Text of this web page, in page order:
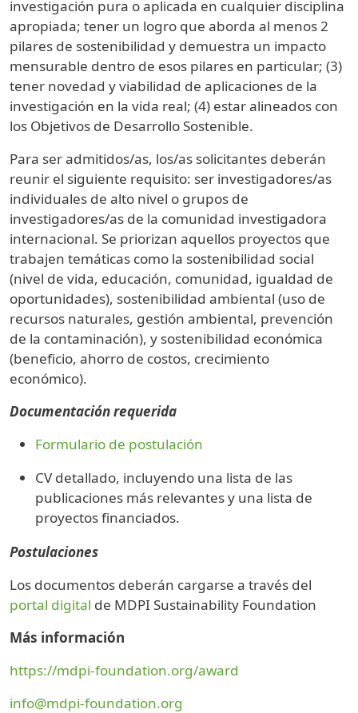
investigación pura o aplicada en cualquier disciplina
apropiada; tener un logro que aborda al menos 2
pilares de sostenibilidad y demuestra un impacto
mensurable dentro de esos pilares en particular; (3)
tener novedad y viabilidad de aplicaciones de la
investigación en la vida real; (4) estar alineados con
los Objetivos de Desarrollo Sostenible.
Para ser admitidos/as, los/as solicitantes deberán
reunir el siguiente requisito: ser investigadores/as
individuales de alto nivel o grupos de
investigadores/as de la comunidad investigadora
internacional. Se priorizan aquellos proyectos que
trabajen temáticas como la sostenibilidad social
(nivel de vida, educación, comunidad, igualdad de
oportunidades), sostenibilidad ambiental (uso de
recursos naturales, gestión ambiental, prevención
de la contaminación), y sostenibilidad económica
(beneficio, ahorro de costos, crecimiento
económico).
Documentación requerida
Formulario de postulación
CV detallado, incluyendo una lista de las
publicaciones más relevantes y una lista de
proyectos financiados.
Postulaciones
Los documentos deberán cargarse a través del
portal digital de MDPI Sustainability Foundation
Más información
https://mdpi-foundation.org/award
info@mdpi-foundation.org